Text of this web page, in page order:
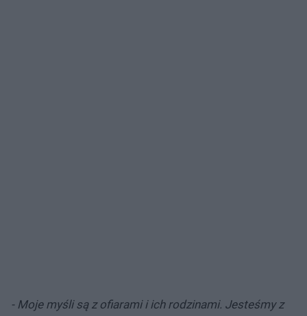
- Moje myśli są z ofiarami i ich rodzinami. Jesteśmy z